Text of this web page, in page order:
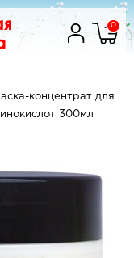
0
концентрат для
300мл